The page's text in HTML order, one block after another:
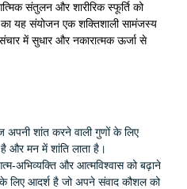
संतुलन और शारीरिक स्फूर्ति को
यह संयोजन एक शक्तिशाली सामंजस्य
में सुधार और नकारात्मक ऊर्जा से
अपनी शांत करने वाली गुणों के लिए
और मन में शांति लाता है।
अभिव्यक्ति और आत्मविश्वास को बढ़ाने
लिए आदर्श है जो अपने संवाद कौशल को